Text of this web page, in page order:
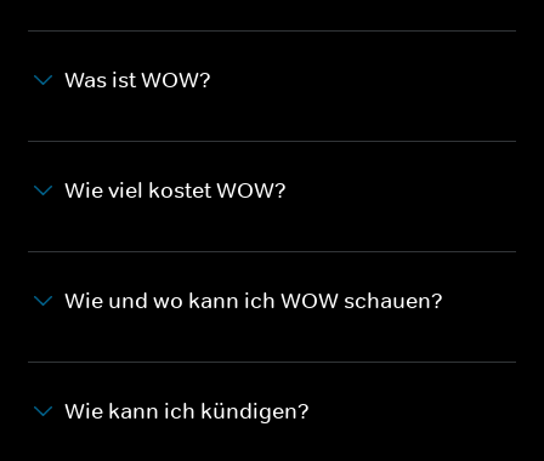
Was ist WOW?
Wie viel kostet WOW?
Wie und wo kann ich WOW schauen?
Wie kann ich kündigen?